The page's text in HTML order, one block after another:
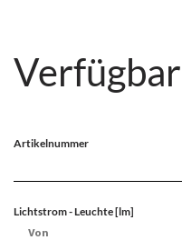
Artikelnummer
Lichtstrom - Leuchte [lm]